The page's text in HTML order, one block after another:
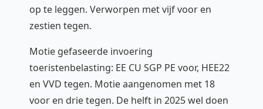
op te leggen. Verworpen met vijf voor en
zestien tegen.
Motie gefaseerde invoering
toeristenbelasting: EE CU SGP PE voor, HEE22
en VVD tegen. Motie aangenomen met 18
voor en drie tegen. De helft in 2025 wel doen